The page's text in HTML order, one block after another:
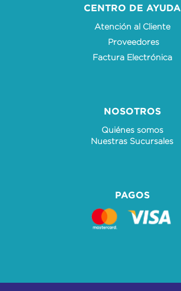
CENTRO DE AYUDA
Atención al Cliente
Proveedores
Factura Electrónica
NOSOTROS
Quiénes somos
Nuestras Sucursales
PAGOS